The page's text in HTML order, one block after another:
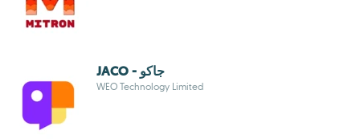
JACO - جاكو
WEO Technology Limited